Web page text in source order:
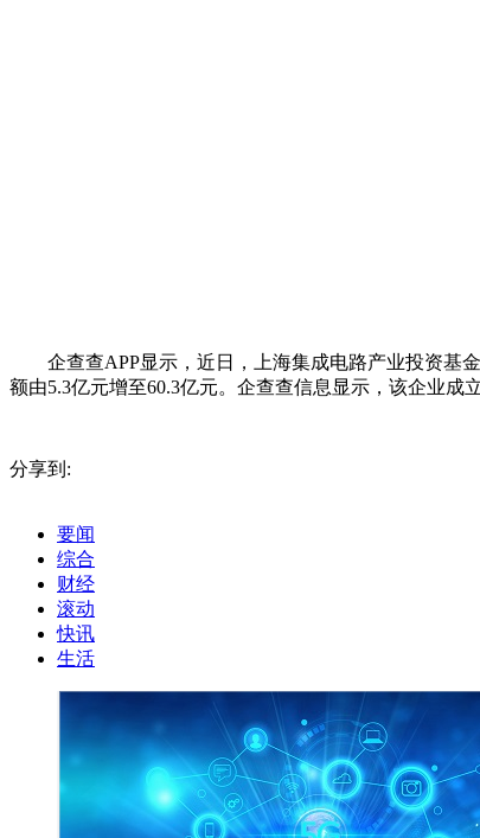
企查查APP显示，近日，上海集成电路产业投资基
额由5.3亿元增至60.3亿元。企查查信息显示，该企业成
分享到:
要闻
综合
财经
滚动
快讯
生活